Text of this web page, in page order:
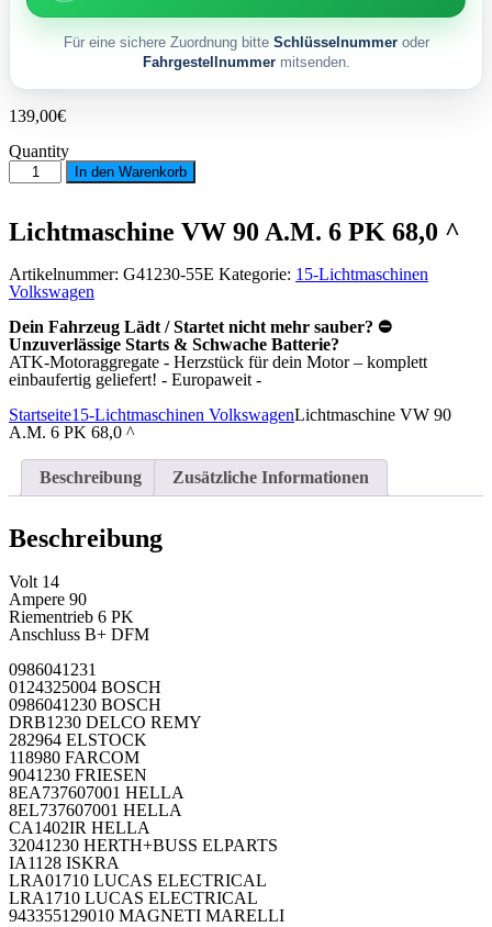
Für eine sichere Zuordnung bitte Schlüsselnummeroder
Fahrgestellnummermitsenden.
139,00€
Quantity
Lichtmaschine
VW
A.M.
6
68,0
^
In den Warenkorb
Lichtmaschine VW 90 A.M. 6 PK 68,0 ^
Artikelnummer: G41230-55E Kategorie: 15-Lichtmaschinen
Volkswagen
Dein Fahrzeug Lädt / Startet nicht mehr sauber? ⛔
Unzuverlässige Starts & Schwache Batterie?
ATK-Motoraggregate - Herzstück für dein Motor – komplett
einbaufertig geliefert! - Europaweit -
Startseite15-Lichtmaschinen VolkswagenLichtmaschine VW 90
A.M. 6 PK 68,0 ^
Beschreibung Zusätzliche Informationen
Beschreibung
Volt 14
Ampere 90
Riementrieb 6 PK
Anschluss B+ DFM
0986041231
0124325004 BOSCH
0986041230 BOSCH
DRB1230 DELCO REMY
282964 ELSTOCK
118980 FARCOM
9041230 FRIESEN
8EA737607001 HELLA
8EL737607001 HELLA
CA1402IR HELLA
32041230 HERTH+BUSS ELPARTS
IA1128 ISKRA
LRA01710 LUCAS ELECTRICAL
LRA1710 LUCAS ELECTRICAL
943355129010 MAGNETI MARELLI